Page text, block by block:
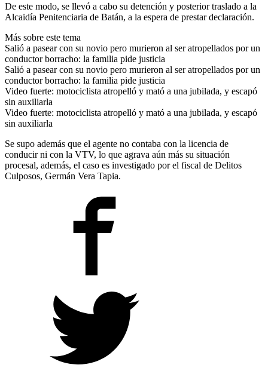
De este modo, se llevó a cabo su detención y posterior traslado a la
Alcaidía Penitenciaria de Batán, a la espera de prestar declaración.
Más sobre este tema
Salió a pasear con su novio pero murieron al ser atropellados por un
conductor borracho: la familia pide justicia
Salió a pasear con su novio pero murieron al ser atropellados por un
conductor borracho: la familia pide justicia
Video fuerte: motociclista atropelló y mató a una jubilada, y escapó
sin auxiliarla
Video fuerte: motociclista atropelló y mató a una jubilada, y escapó
sin auxiliarla
Se supo además que el agente no contaba con la licencia de
conducir ni con la VTV, lo que agrava aún más su situación
procesal, además, el caso es investigado por el fiscal de Delitos
Culposos, Germán Vera Tapia.